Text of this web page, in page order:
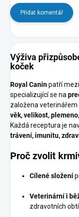
Přidat komentář
Výživa
koček
Royal Caninpatří
specializující se na
založena
věk, velikost,
Každá receptura je
trávení, imunitu,
Proč zvolit
Cílené složení
Veterinární i
zdravotních